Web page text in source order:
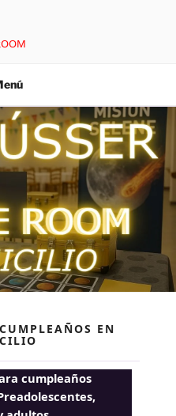
EN
cumpleaños